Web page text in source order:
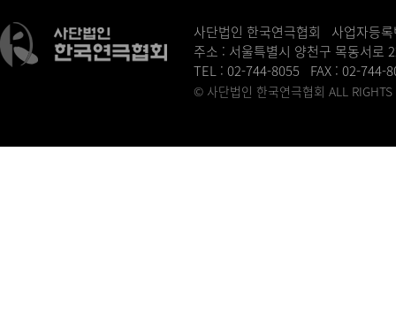
사단법인 한국연극협회 사업자등
주소 : 서울특별시 양천구 목동서로
TEL : 02-744-8055 FAX : 02-
© 사단법인 한국연극협회 ALL RIGHTS